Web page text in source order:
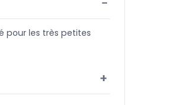
pour les très petites